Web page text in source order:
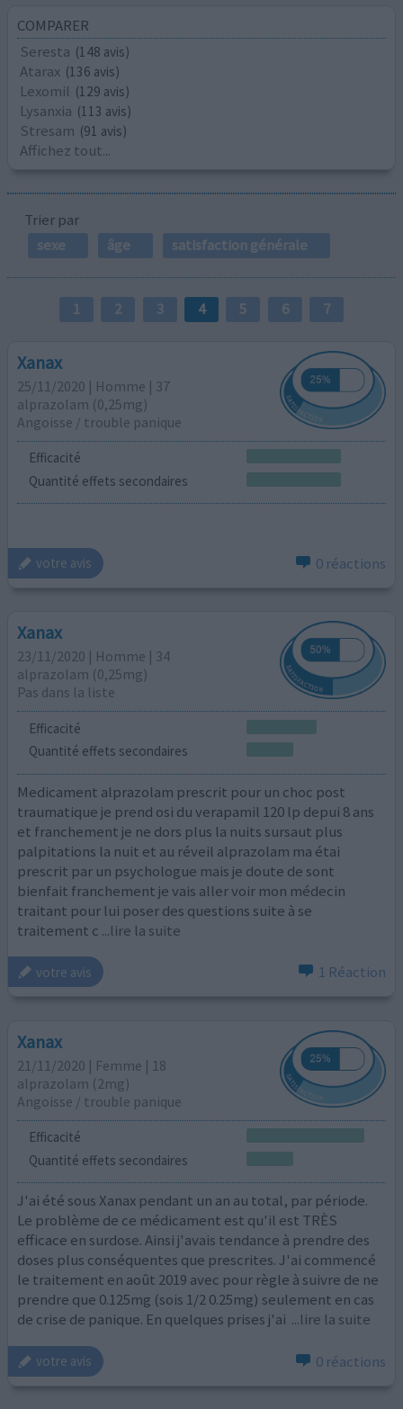
COMPARER
Seresta (148 avis)
Atarax (136 avis)
Lexomil (129 avis)
Lysanxia (113 avis)
Stresam (91 avis)
Affichez tout...
Trier par
sexe
âge satisfaction générale
1 2 3 4 5 6 7
Xanax
25/11/2020 | Homme | 37
alprazolam (0,25mg)
Angoisse / trouble panique
Efficacité
Quantité effets secondaires
votre avis 0 réactions
Xanax
23/11/2020 | Homme | 34
alprazolam (0,25mg)
Pas dans la liste
Efficacité
Quantité effets secondaires
Medicament alprazolam prescrit pour un choc post
traumatique je prend osi du verapamil 120 lp depui 8 ans
et franchement je ne dors plus la nuits sursaut plus
palpitations la nuit et au réveil alprazolam ma étai
prescrit par un psychologue mais je doute de sont
bienfait franchement je vais aller voir mon médecin
traitant pour lui poser des questions suite à se
traitement c ...lire la suite
votre avis 1 Réaction
Xanax
21/11/2020 | Femme | 18
alprazolam (2mg)
Angoisse / trouble panique
Efficacité
Quantité effets secondaires
J'ai été sous Xanax pendant un an au total, par période.
Le problème de ce médicament est qu'il est TRÈS
efficace en surdose. Ainsi j'avais tendance à prendre des
doses plus conséquentes que prescrites. J'ai commencé
le traitement en août 2019 avec pour règle à suivre de ne
prendre que 0.125mg (sois 1/2 0.25mg) seulement en cas
de crise de panique. En quelques prises j'ai ...lire la suite
votre avis 0 réactions